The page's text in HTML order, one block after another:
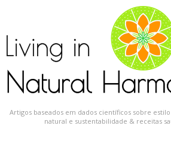
Artigos baseados em dados científicos sobre
natural e sustentabilidade & receitas